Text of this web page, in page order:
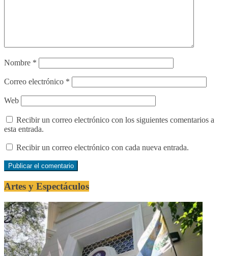
Nombre *
Correo electrónico *
Web
Recibir un correo electrónico con los siguientes comentarios a
esta entrada.
Recibir un correo electrónico con cada nueva entrada.
Artes y Espectáculos